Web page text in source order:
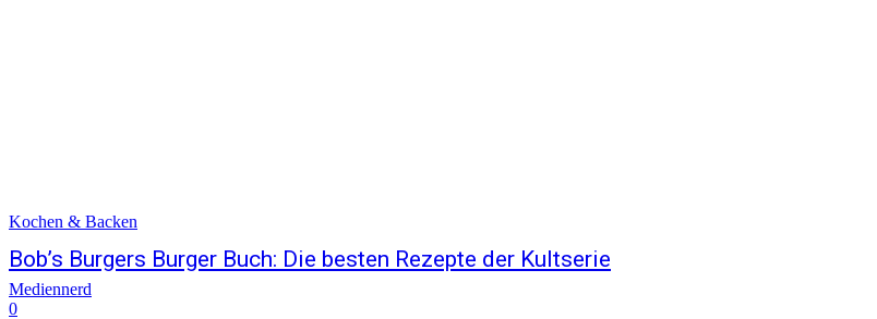
Kochen & Backen
Bob’s Burgers Burger Buch: Die besten Rezepte der Kultserie
Mediennerd
0